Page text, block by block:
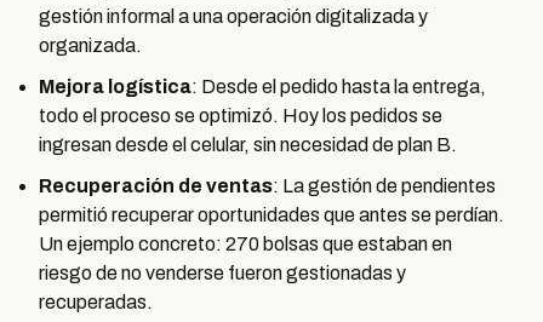
gestión informal a una operación digitalizada y
organizada.
Mejora logística: Desde el pedido hasta la entrega,
todo el proceso se optimizó. Hoy los pedidos se
ingresan desde el celular, sin necesidad de plan B.
Recuperación de ventas: La gestión de pendientes
permitió recuperar oportunidades que antes se perdían.
Un ejemplo concreto: 270 bolsas que estaban en
riesgo de no venderse fueron gestionadas y
recuperadas.